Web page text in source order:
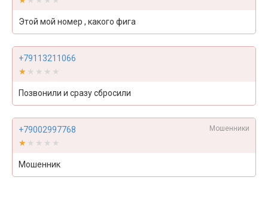
Этой мой номер , какого фига
+79113211066
★★★★★
★★★★★
Позвонили и сразу сбросили
+79002997768 Мошенники
★★★★★
★★★★★
Мошенник